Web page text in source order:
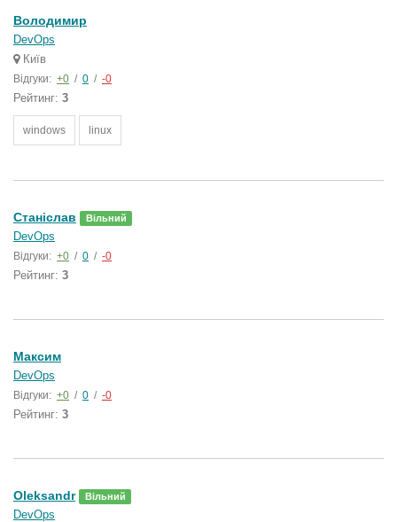
Володимир
DevOps
Київ
Відгуки: +0 / 0 / -0
Рейтинг: 3
windows linux
Станіслав Вільний
DevOps
Відгуки: +0 / 0 / -0
Рейтинг: 3
Максим
DevOps
Відгуки: +0 / 0 / -0
Рейтинг: 3
Oleksandr Вільний
DevOps